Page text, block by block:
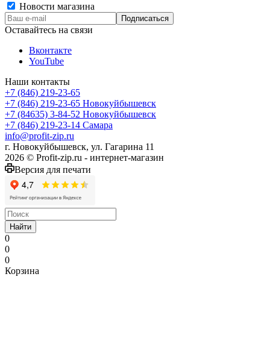
Новости магазина
Оставайтесь на связи
Вконтакте
YouTube
Наши контакты
+7 (846) 219-23-65
+7 (846) 219-23-65 Новокуйбышевск
+7 (84635) 3-84-52 Новокуйбышевск
+7 (846) 219-23-14 Самара
info@profit-zip.ru
г. Новокуйбышевск, ул. Гагарина 11
2026 © Profit-zip.ru - интернет-магазин
Версия для печати
Найти
0
0
0
Корзина